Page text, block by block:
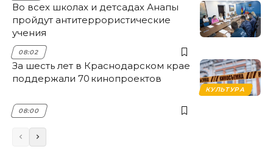
Во всех школах и детсадах Анапы
пройдут антитеррористические
учения
08:02
КУЛЬТУРА
За шесть лет в Краснодарском крае
поддержали 70 кинопроектов
08:00